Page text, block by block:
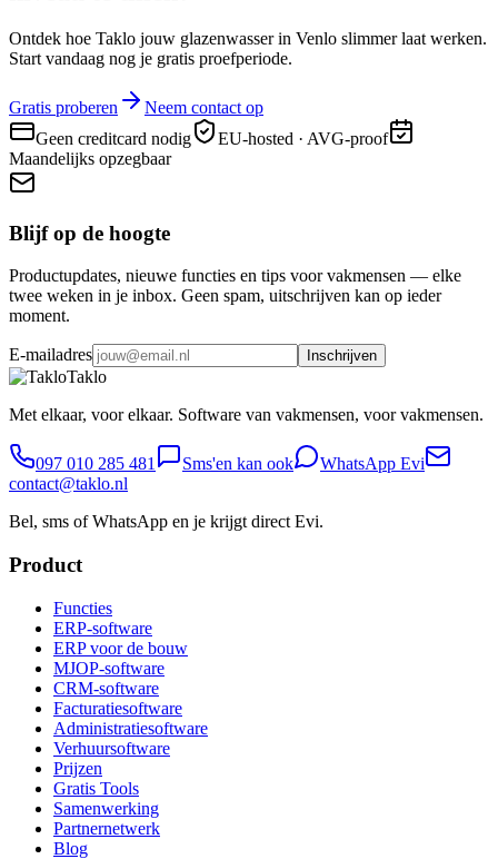
Ontdek hoe Taklo jouw glazenwasser in Venlo slimmer laat werken.
Start vandaag nog je gratis proefperiode.
Gratis proberen
Neem contact op
Geen creditcard nodig
EU-hosted · AVG-proof
Maandelijks opzegbaar
Blijf op de hoogte
Productupdates, nieuwe functies en tips voor vakmensen — elke
twee weken in je inbox. Geen spam, uitschrijven kan op ieder
moment.
E-mailadres Inschrijven
Taklo
Met elkaar, voor elkaar. Software van vakmensen, voor vakmensen.
097 010 285 481 Sms'en kan ook
WhatsApp Evi
contact@taklo.nl
Bel, sms of WhatsApp en je krijgt direct Evi.
Product
Functies
ERP-software
ERP voor de bouw
MJOP-software
CRM-software
Facturatiesoftware
Administratiesoftware
Verhuursoftware
Prijzen
Gratis Tools
Samenwerking
Partnernetwerk
Blog